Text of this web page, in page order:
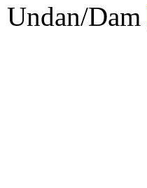
Undan/Dam